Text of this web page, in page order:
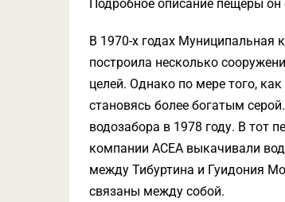
Подробное описание пещеры он
В 1970-х годах Муниципальная
построила несколько
целей. Однако по мере того,
становясь более богатым
водозабора в 1978 году. В тот
компании ACEA выкачивали
между Тибуртина и Гуидония
связаны между собой.